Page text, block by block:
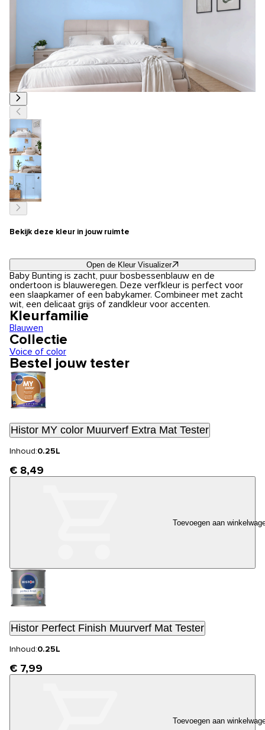
Bekijk deze kleur in jouw ruimte
Open de Kleur Visualizer
Baby Bunting is zacht, puur bosbessenblauw en de
ondertoon is blauweregen. Deze verfkleur is perfect voor
een slaapkamer of een babykamer. Combineer met zacht
wit, een delicaat grijs of zandkleur voor accenten.
Kleurfamilie
Blauwen
Collectie
Voice of color
Bestel jouw tester
Histor MY color Muurverf Extra Mat Tester
Inhoud:0.25L
€ 8,49
Toevoegen aan
Histor Perfect Finish Muurverf Mat Tester
Inhoud:0.25L
€ 7,99
Toevoegen aan